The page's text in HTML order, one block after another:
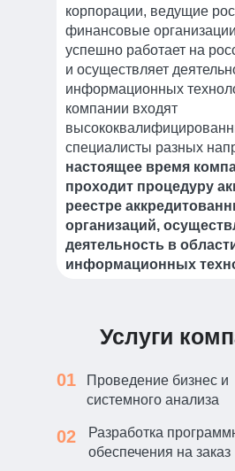
корпорации, ведущие
финансовые
успешно работает на
и осуществляет
информационных
компании входят
специалисты разных
настоящее время
проходит процедуру
реестре
организаций,
деятельность в
информационных
Услуги
Разработка
обеспечения на заказ
02
Проведение бизнес и
системного анализа
01